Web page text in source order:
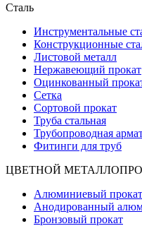
Сталь
Инструментальные
Конструкционные
Листовой металл
Нержавеющий прокат
Оцинкованный
Сетка
Сортовой прокат
Труба стальная
Трубопроводная
Фитинги для труб
ЦВЕТНОЙ
Алюминиевый прокат
Анодированный
Бронзовый прокат